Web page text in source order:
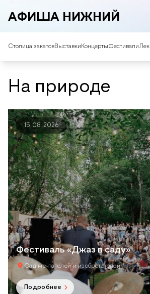
АФИША НИЖНИЙ
Столица закатовВыставкиКонцертыФестивали
На природе
15.08.2026
Фестиваль «Джаз в саду»
Сад мечтателей и изобретателей
Подробнее